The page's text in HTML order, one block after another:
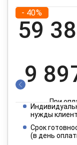
- 40%
59
9
При
4
нужды
Срок
(в день